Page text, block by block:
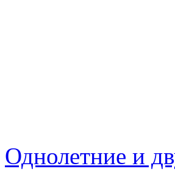
Однолетние и